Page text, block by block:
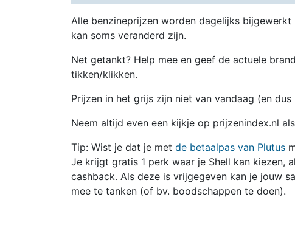
Alle benzineprijzen worden dagelijks
kan soms veranderd zijn.
Net getankt? Help mee en geef de actuele
tikken/klikken.
Prijzen in het grijs zijn niet van vandaag (en
Neem altijd even een kijkje op prijzenindex.nl
Tip: Wist je dat je met de betaalpas van Plutus
Je krijgt gratis 1 perk waar je Shell kan kiezen,
cashback. Als deze is vrijgegeven kan je jouw
mee te tanken (of bv. boodschappen te doen).